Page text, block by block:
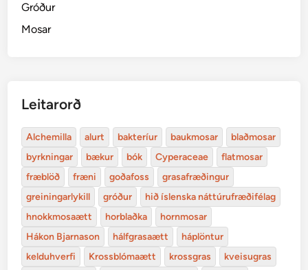
Gróður
Mosar
Leitarorð
Alchemilla alurt bakteríur baukmosar
blaðmosar
byrkningar
bækur bók Cyperaceae
flatmosar
fræblöð
fræni goðafoss
grasafræðingur
greiningarlykill
gróður
hið íslenska náttúrufræðifélag
hnokkmosaætt
horblaðka
hornmosar
Hákon Bjarnason
hálfgrasaætt
háplöntur
kelduhverfi
Krossblómaætt krossgras
kveisugras